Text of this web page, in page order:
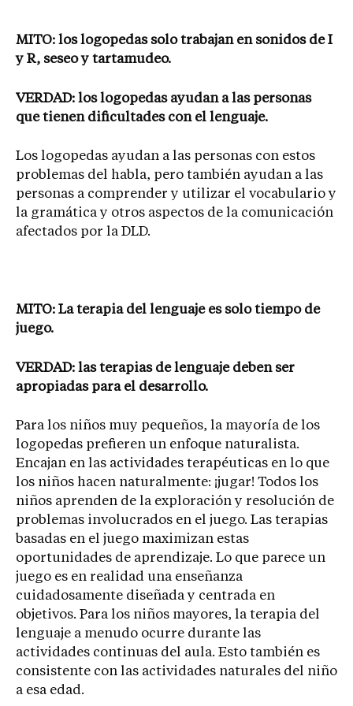
MITO: los logopedas solo trabajan en sonidos de I
y R, seseo y tartamudeo.
VERDAD: los logopedas ayudan a las personas
que tienen dificultades con el lenguaje.
Los logopedas ayudan a las personas con estos
problemas del habla, pero también ayudan a las
personas a comprender y utilizar el vocabulario y
la gramática y otros aspectos de la comunicación
afectados por la DLD.
MITO: La terapia del lenguaje es solo tiempo de
juego.
VERDAD: las terapias de lenguaje deben ser
apropiadas para el desarrollo.
Para los niños muy pequeños, la mayoría de los
logopedas prefieren un enfoque naturalista.
Encajan en las actividades terapéuticas en lo que
los niños hacen naturalmente: ¡jugar! Todos los
niños aprenden de la exploración y resolución de
problemas involucrados en el juego. Las terapias
basadas en el juego maximizan estas
oportunidades de aprendizaje. Lo que parece un
juego es en realidad una enseñanza
cuidadosamente diseñada y centrada en
objetivos. Para los niños mayores, la terapia del
lenguaje a menudo ocurre durante las
actividades continuas del aula. Esto también es
consistente con las actividades naturales del niño
a esa edad.